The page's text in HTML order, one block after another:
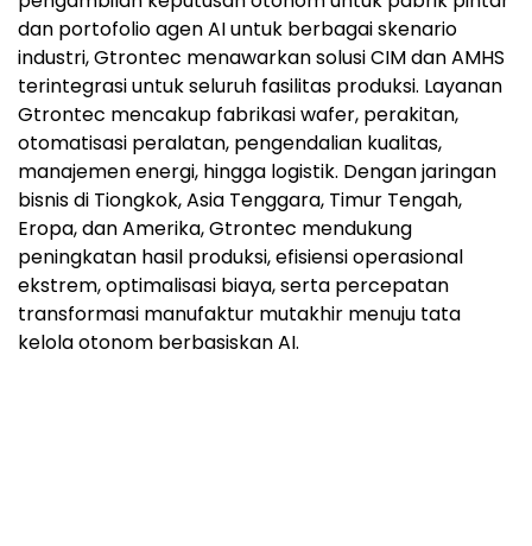
dan portofolio agen AI untuk berbagai skenario
industri, Gtrontec menawarkan solusi CIM dan AMHS
terintegrasi untuk seluruh fasilitas produksi. Layanan
Gtrontec mencakup fabrikasi wafer, perakitan,
otomatisasi peralatan, pengendalian kualitas,
manajemen energi, hingga logistik. Dengan jaringan
bisnis di Tiongkok, Asia Tenggara, Timur Tengah,
Eropa, dan Amerika, Gtrontec mendukung
peningkatan hasil produksi, efisiensi operasional
ekstrem, optimalisasi biaya, serta percepatan
transformasi manufaktur mutakhir menuju tata
kelola otonom berbasiskan AI.